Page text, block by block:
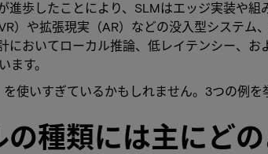
進歩したことにより、SLMはエッジ実装や組
）や拡張現実（AR）などの没入型システ
においてローカル推論、低レイテンシー、
ます。
使いすぎているかもしれません。3つの例
種類には主にど